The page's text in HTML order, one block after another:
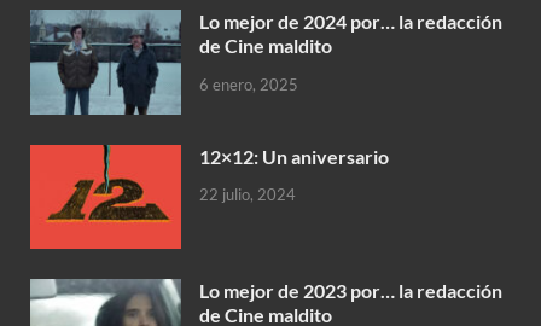
Lo mejor de 2024 por… la redacción
de Cine maldito
6 enero, 2025
12×12: Un aniversario
22 julio, 2024
Lo mejor de 2023 por… la redacción
de Cine maldito